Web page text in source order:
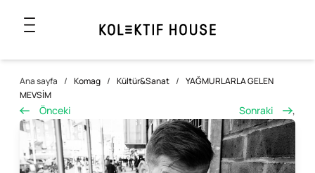
Ana sayfa / Komag / Kültür&Sanat / YAĞMURLARLA GELEN
MEVSİM
Önceki Sonraki ,